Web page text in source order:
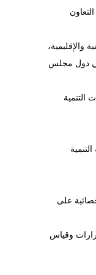
والإقليمية،
الاقتصادية الجديدة، فضلا عن خطة التنمية المستدامة لعام 2030 في دول مجلس
التنمية
على
وقياس